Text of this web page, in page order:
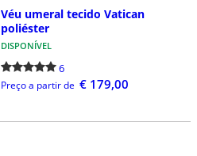
Véu umeral tecido Vatican
poliéster
DISPONÍVEL
6
Preço a partir de € 179,00